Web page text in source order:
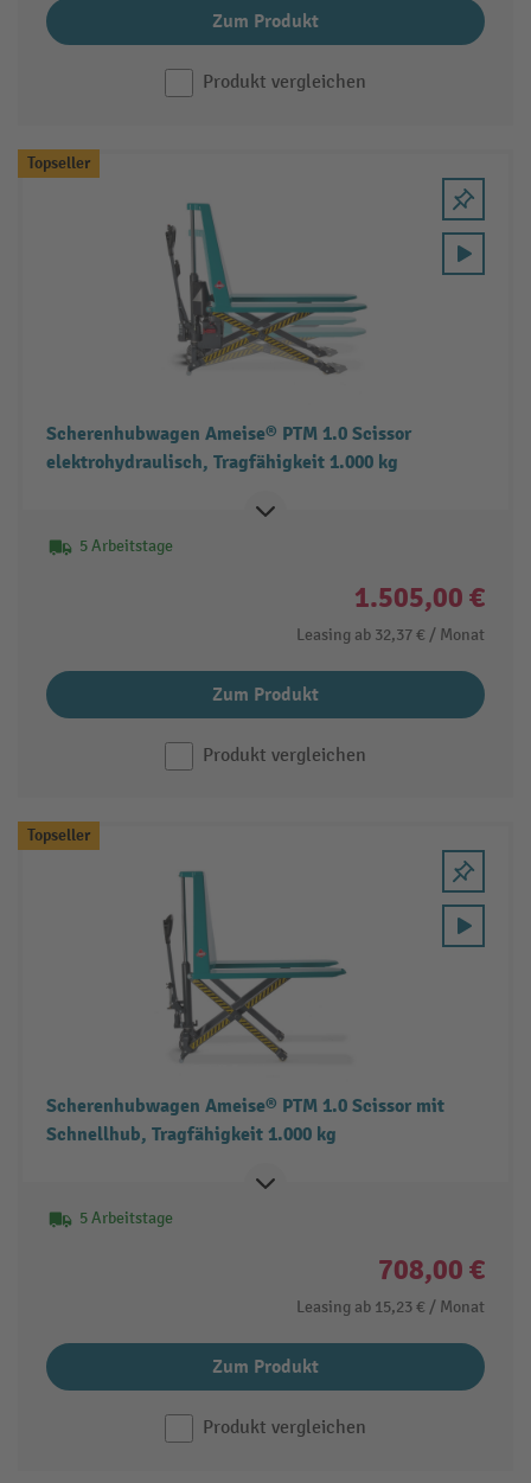
Zum Produkt
Produkt vergleichen
Topseller
Scherenhubwagen Ameise® PTM 1.0 Scissor
elektrohydraulisch, Tragfähigkeit 1.000 kg
5 Arbeitstage
1.505,00 €
Leasing ab 32,37 € / Monat
Zum Produkt
Produkt vergleichen
Topseller
Scherenhubwagen Ameise® PTM 1.0 Scissor mit
Schnellhub, Tragfähigkeit 1.000 kg
5 Arbeitstage
708,00 €
Leasing ab 15,23 € / Monat
Zum Produkt
Produkt vergleichen